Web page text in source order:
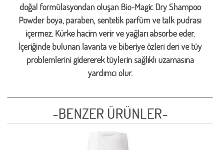
doğal formülasyondan oluşan Bio-Magic Dry Shampoo
Powder boya, paraben, sentetik parfüm ve talk pudrası
içermez. Kürke hacim verir ve yağları absorbe eder.
İçeriğinde bulunan lavanta ve biberiye özleri deri ve tüy
problemlerini gidererek tüylerin sağlıklı uzamasına
yardımcı olur.
-BENZER ÜRÜNLER-